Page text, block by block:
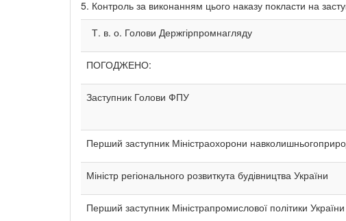
5. Контроль за виконанням цього наказу покласти на
Т. в. о. Голови Держгірпромнагляду
ПОГОДЖЕНО:
Заступник Голови ФПУ
Перший заступник Міністраохорони
Міністр регіонального розвиткута будівництва України
Перший заступник Міністрапромислової політики України